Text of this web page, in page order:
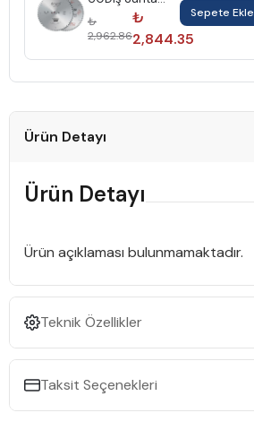
Testeresi
₺
2,962.86
₺
2,844.35
Sepete Ekle
Ürün Detayı
Ürün Detayı
Ürün açıklaması bulunmamaktadır.
Teknik Özellikler
Taksit Seçenekleri